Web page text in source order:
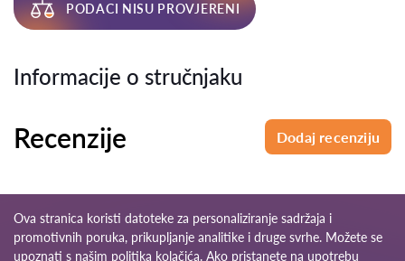
PODACI NISU PROVJERENI
Informacije o stručnjaku
Recenzije Dodaj recenziju
Ova stranica koristi datoteke za personaliziranje sadržaja i
promotivnih poruka, prikupljanje analitike i druge svrhe. Možete se
upoznati s našim politika kolačića. Ako pristanete na upotrebu